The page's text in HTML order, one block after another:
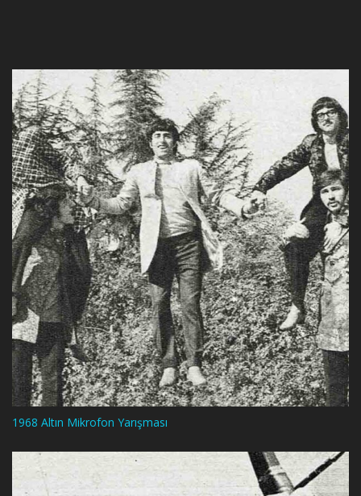
1968 Altın Mikrofon Yarışması